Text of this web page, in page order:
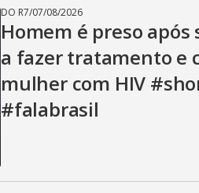
DO R7/07/08/2026
Homem é preso após
a fazer tratamento e
mulher com HIV
#falabrasil